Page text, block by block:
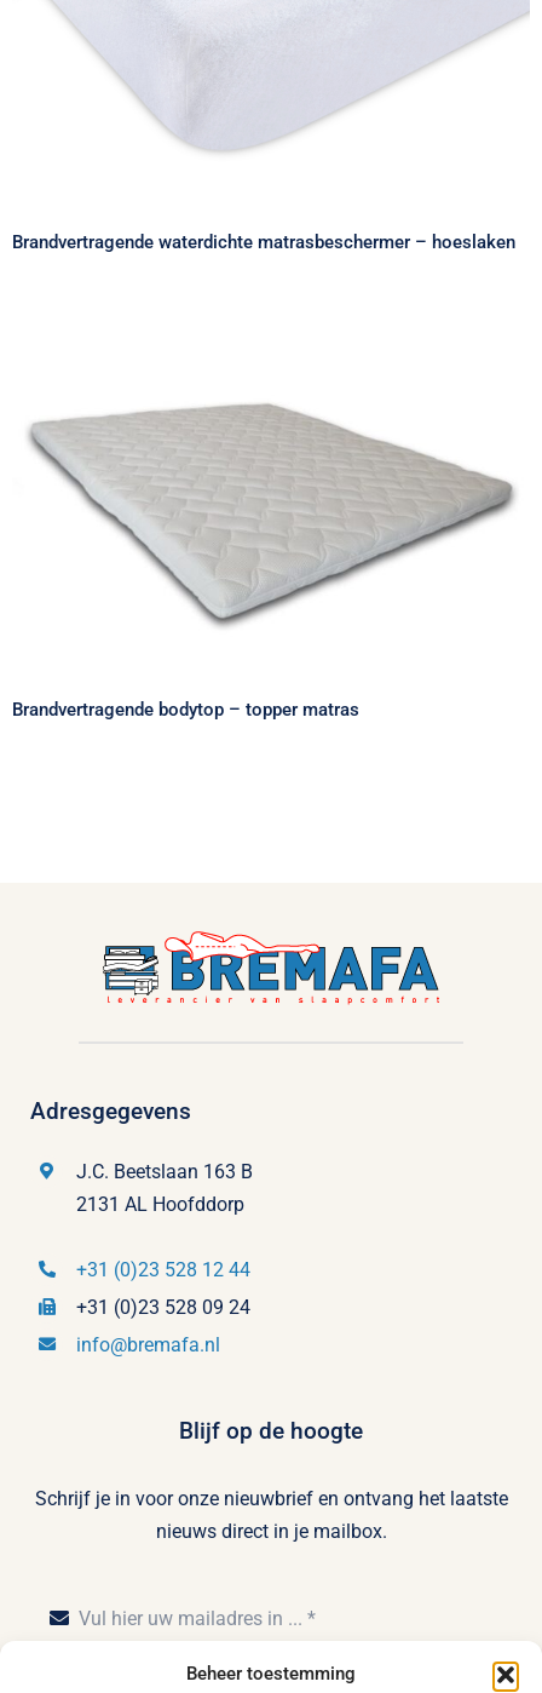
Beheer toestemming
matrasbeschermer – hoeslaken
Brandvertragende waterdichte matrasbeschermer – hoeslaken
Brandvertragende bodytop – topper
matras
Brandvertragende bodytop – topper matras
Adresgegevens
J.C. Beetslaan 163 B
2131 AL Hoofddorp
+31 (0)23 528 12 44
+31 (0)23 528 09 24
info@bremafa.nl
Blijf op de hoogte
Schrijf je in voor onze nieuwbrief en ontvang het laatste
nieuws direct in je mailbox.